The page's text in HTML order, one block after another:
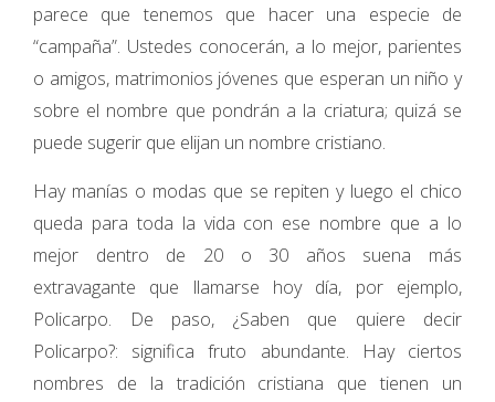
parece que tenemos que hacer una especie de
“campaña”. Ustedes conocerán, a lo mejor, parientes
o amigos, matrimonios jóvenes que esperan un niño y
sobre el nombre que pondrán a la criatura; quizá se
puede sugerir que elijan un nombre cristiano.
Hay manías o modas que se repiten y luego el chico
queda para toda la vida con ese nombre que a lo
mejor dentro de 20 o 30 años suena más
extravagante que llamarse hoy día, por ejemplo,
Policarpo. De paso, ¿Saben que quiere decir
Policarpo?: significa fruto abundante. Hay ciertos
nombres de la tradición cristiana que tienen un